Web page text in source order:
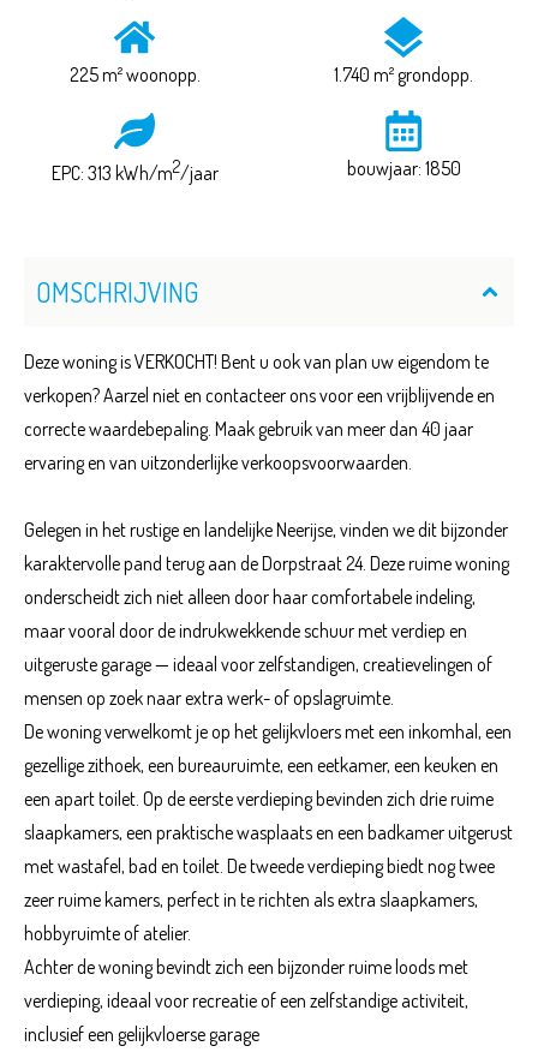
225 m² woonopp. 1.740 m² grondopp.
EPC: 313 kWh/m2/jaar bouwjaar: 1850
OMSCHRIJVING
Deze woning is VERKOCHT! Bent u ook van plan uw eigendom te
verkopen? Aarzel niet en contacteer ons voor een vrijblijvende en
correcte waardebepaling. Maak gebruik van meer dan 40 jaar
ervaring en van uitzonderlijke verkoopsvoorwaarden.
Gelegen in het rustige en landelijke Neerijse, vinden we dit bijzonder
karaktervolle pand terug aan de Dorpstraat 24. Deze ruime woning
onderscheidt zich niet alleen door haar comfortabele indeling,
maar vooral door de indrukwekkende schuur met verdiep en
uitgeruste garage — ideaal voor zelfstandigen, creatievelingen of
mensen op zoek naar extra werk- of opslagruimte.
De woning verwelkomt je op het gelijkvloers met een inkomhal, een
gezellige zithoek, een bureauruimte, een eetkamer, een keuken en
een apart toilet. Op de eerste verdieping bevinden zich drie ruime
slaapkamers, een praktische wasplaats en een badkamer uitgerust
met wastafel, bad en toilet. De tweede verdieping biedt nog twee
zeer ruime kamers, perfect in te richten als extra slaapkamers,
hobbyruimte of atelier.
Achter de woning bevindt zich een bijzonder ruime loods met
verdieping, ideaal voor recreatie of een zelfstandige activiteit,
inclusief een gelijkvloerse garage